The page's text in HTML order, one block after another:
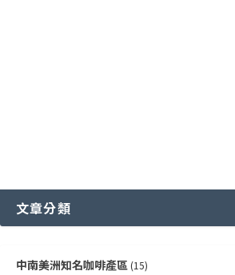
文章分類
中南美洲知名咖啡產區 (15)